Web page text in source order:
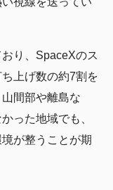
り、SpaceXのス
上げ数の約7割を
間部や離島な
った地域でも、
が整うことが期